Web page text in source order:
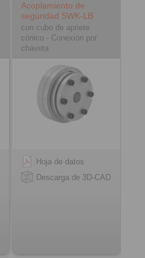
Acoplamiento de
seguridad SWK-LB
con cubo de apriete
cónico - Conexión por
chaveta
Hoja de datos
Descarga de 3D-CAD